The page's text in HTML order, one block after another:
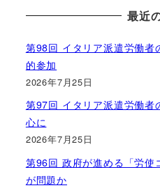
最近
第98回 イタリア派遣労働者
的参加
2026年7月25日
第97回 イタリア派遣労働者
心に
2026年7月25日
第96回 政府が進める「労使
が問題か